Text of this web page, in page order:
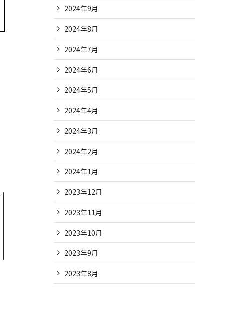
2024年9月
2024年8月
2024年7月
2024年6月
2024年5月
2024年4月
2024年3月
2024年2月
2024年1月
2023年12月
2023年11月
2023年10月
2023年9月
2023年8月